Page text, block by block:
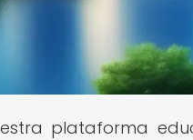
plataforma